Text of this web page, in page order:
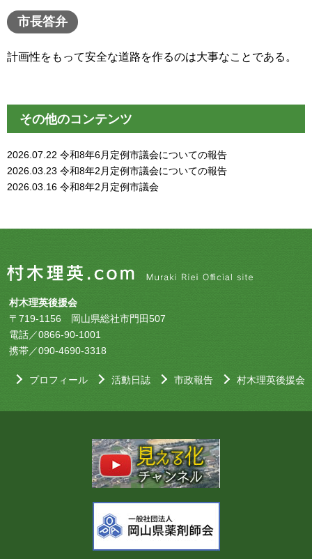
市長答弁
計画性をもって安全な道路を作るのは大事なことである。
その他のコンテンツ
2026.07.22 令和8年6月定例市議会についての報告
2026.03.23 令和8年2月定例市議会についての報告
2026.03.16 令和8年2月定例市議会
村木理英後援会
〒719-1156 岡山県総社市門田507
電話／0866-90-1001
携帯／090-4690-3318
プロフィール 活動日誌 市政報告 村木理英後援会